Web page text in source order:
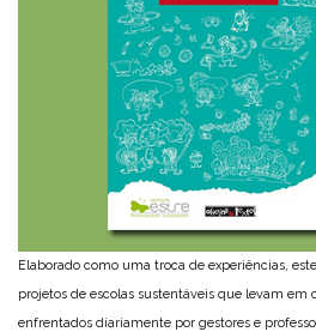
Elaborado como uma troca de experiências,
projetos de escolas sustentáveis que levam em
enfrentados diariamente por gestores e